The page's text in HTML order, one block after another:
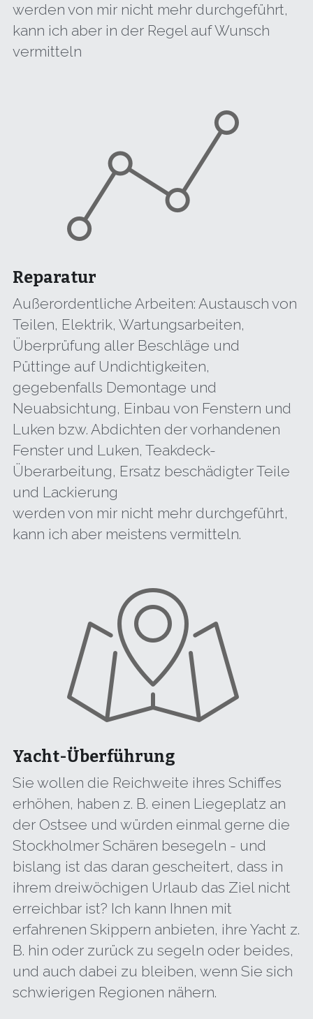
werden von mir nicht mehr durchgeführt,
kann ich aber in der Regel auf Wunsch
vermitteln
Reparatur
Außerordentliche Arbeiten: Austausch von
Teilen, Elektrik, Wartungsarbeiten,
Überprüfung aller Beschläge und
Püttinge auf Undichtigkeiten,
gegebenfalls Demontage und
Neuabsichtung, Einbau von Fenstern und
Luken bzw. Abdichten der vorhandenen
Fenster und Luken, Teakdeck-
Überarbeitung, Ersatz beschädigter Teile
und Lackierung
werden von mir nicht mehr durchgeführt,
kann ich aber meistens vermitteln.
Yacht-Überführung
Sie wollen die Reichweite ihres Schiffes
erhöhen, haben z. B. einen Liegeplatz an
der Ostsee und würden einmal gerne die
Stockholmer Schären besegeln - und
bislang ist das daran gescheitert, dass in
ihrem dreiwöchigen Urlaub das Ziel nicht
erreichbar ist? Ich kann Ihnen mit
erfahrenen Skippern anbieten, ihre Yacht z.
B. hin oder zurück zu segeln oder beides,
und auch dabei zu bleiben, wenn Sie sich
schwierigen Regionen nähern.